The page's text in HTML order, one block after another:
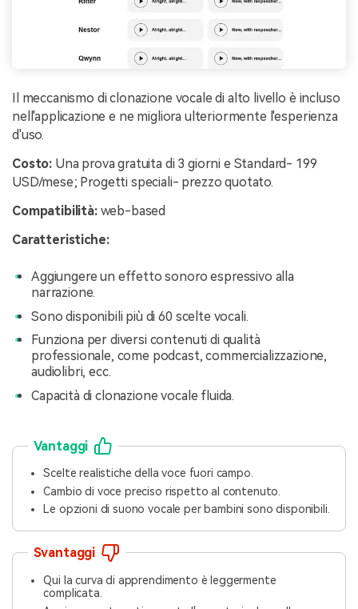
Il meccanismo di clonazione vocale di alto livello è incluso
nell'applicazione e ne migliora ulteriormente l'esperienza
d'uso.
Costo: Una prova gratuita di 3 giorni e Standard- 199
USD/mese; Progetti speciali- prezzo quotato.
Compatibilità: web-based
Caratteristiche:
Aggiungere un effetto sonoro espressivo alla
narrazione.
Sono disponibili più di 60 scelte vocali.
Funziona per diversi contenuti di qualità
professionale, come podcast, commercializzazione,
audiolibri, ecc.
Capacità di clonazione vocale fluida.
Vantaggi
Scelte realistiche della voce fuori campo.
Cambio di voce preciso rispetto al contenuto.
Le opzioni di suono vocale per bambini sono disponibili.
Svantaggi
Qui la curva di apprendimento è leggermente
complicata.